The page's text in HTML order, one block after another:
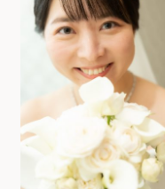
〒112-8680
運営会社情報